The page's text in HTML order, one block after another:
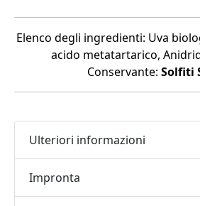
Elenco degli ingredienti: Uva
acido metatartarico,
Conservante: Solfiti
Ulteriori informazioni
Impronta